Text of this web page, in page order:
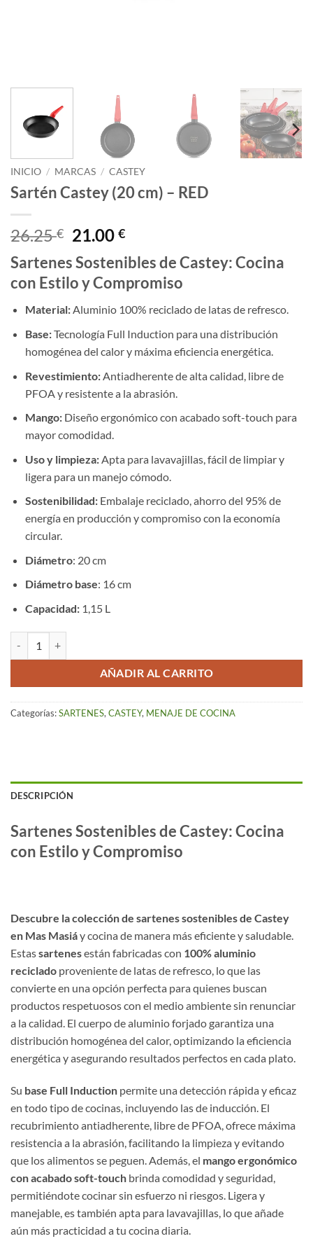
INICIO / MARCAS / CASTEY
Sartén Castey (20 cm) – RED
26.25€ El
precio
original
era:
26.25 €.
21.00€El
precio
actual
es:
21.00 €.
Sartenes Sostenibles de Castey: Cocina
con Estilo y Compromiso
Material:Aluminio 100% reciclado de latas de refresco.
Base:Tecnología Full Induction para una distribución
homogénea del calor y máxima eficiencia energética.
Revestimiento:Antiadherente de alta calidad, libre de
PFOA y resistente a la abrasión.
Mango:Diseño ergonómico con acabado soft-touch para
mayor comodidad.
Uso y limpieza:Apta para lavavajillas, fácil de limpiar y
ligera para un manejo cómodo.
Sostenibilidad:Embalaje reciclado, ahorro del 95% de
energía en producción y compromiso con la economía
circular.
Diámetro: 20 cm
Diámetro base: 16 cm
Capacidad:1,15 L
AÑADIR AL CARRITO
Categorías:SARTENES, CASTEY, MENAJE DE COCINA
DESCRIPCIÓN
Sartenes Sostenibles de Castey: Cocina
con Estilo y Compromiso
Descubre la colección de sartenes sostenibles de Castey
en Mas Masiáy cocina de manera más eficiente y saludable.
Estassartenesestán fabricadas con 100% aluminio
reciclado proveniente de latas de refresco, lo que las
convierte en una opción perfecta para quienes buscan
productos respetuosos con el medio ambiente sin renunciar
a la calidad. El cuerpo de aluminio forjado garantiza una
distribución homogénea del calor, optimizando la eficiencia
energética y asegurando resultados perfectos en cada plato.
Su base Full Induction permite una detección rápida y eficaz
en todo tipo de cocinas, incluyendo las de inducción. El
recubrimiento antiadherente, libre de PFOA, ofrece máxima
resistencia a la abrasión, facilitando la limpieza y evitando
que los alimentos se peguen. Además, el mango ergonómico
con acabado soft-touch brinda comodidad y seguridad,
permitiéndote cocinar sin esfuerzo ni riesgos. Ligera y
manejable, es también apta para lavavajillas, lo que añade
aún más practicidad a tu cocina diaria.